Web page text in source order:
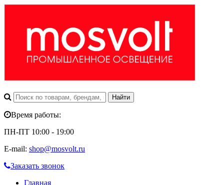
Время работы:
ПН-ПТ 10:00 - 19:00
E-mail: shop@mosvolt.ru
Заказать звонок
Главная